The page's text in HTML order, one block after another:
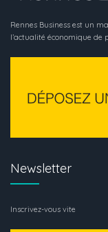
Rennes Business est un
l’actualité économique de
Newsletter
Inscrivez-vous vite